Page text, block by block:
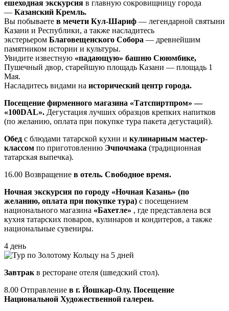
ешеходная экскурсия в главную сокровищницу города
— Казанский Кремль.
Вы побываете в мечети Кул-Шариф — легендарной святыни
Казани и Республики, а также насладитесь
экстерьером Благовещенского Собора — древнейшим
памятником истории и культуры.
Увидите известную «падающую» башню Сююмбике,
Пушечный двор, старейшую площадь Казани — площадь 1
Мая.
Насладитесь видами на исторический центр города.
Посещение фирменного магазина «Татспиртпром» —
«100DAL». Дегустация лучших образцов крепких напитков
(по желанию, оплата при покупке тура пакета дегустаций).
Обед с блюдами татарской кухни и кулинарным мастер-
классом по приготовлению Эчпочмака (традиционная
татарская выпечка).
16.00 Возвращение в отель. Свободное время.
Ночная экскурсия по городу «Ночная Казань» (по
желанию, оплата при покупке тура) с посещением
национального магазина «Бахетле» , где представлена вся
кухня татарских поваров, кулинаров и кондитеров, а также
национальные сувениры.
4 день
Завтрак в ресторане отеля (шведский стол).
8.00 Отправление в г. Йошкар-Олу. Посещение
Национальной Художественной галереи.